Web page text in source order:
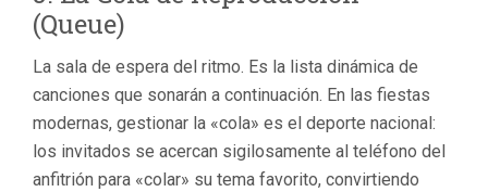
(Queue)
La sala de espera del ritmo. Es la lista dinámica de
canciones que sonarán a continuación. En las fiestas
modernas, gestionar la «cola» es el deporte nacional:
los invitados se acercan sigilosamente al teléfono del
anfitrión para «colar» su tema favorito, convirtiendo